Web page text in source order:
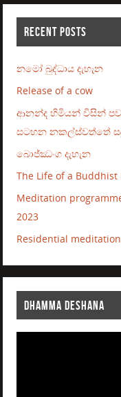
RECENT POSTS
නමෝ බුද්ධාය දැහැන
Release of a cow
ආනන්ද හිමියන් විසින්
සටහන නකල්ස්වත්තේ
බොජ්ඣංග දැහැන
The Life of a
Meditation
2023
Residential
DHAMMA DESHANA